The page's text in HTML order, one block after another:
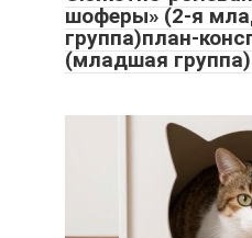
шоферы» (2-я
группа)план-
(младшая группа)